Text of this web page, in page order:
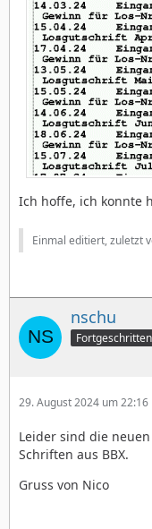
Ich hoffe, ich konnte
Einmal editiert, zuletzt
nschu
29. August 2024 um 22:16
Leider sind die
Schriften aus BBX.
Gruss von Nico